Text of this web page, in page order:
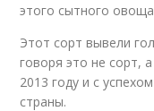
этого сытного
Этот сорт вывели
говоря это не сорт,
2013 году и с
страны.